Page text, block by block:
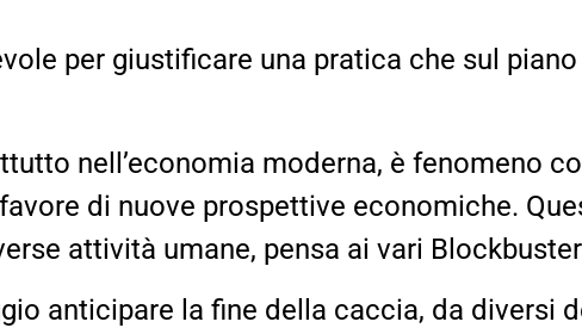
per giustificare una pratica che sul
nell’economia moderna, è fenomeno
di nuove prospettive economiche.
attività umane, pensa ai vari
anticipare la fine della caccia, da diversi